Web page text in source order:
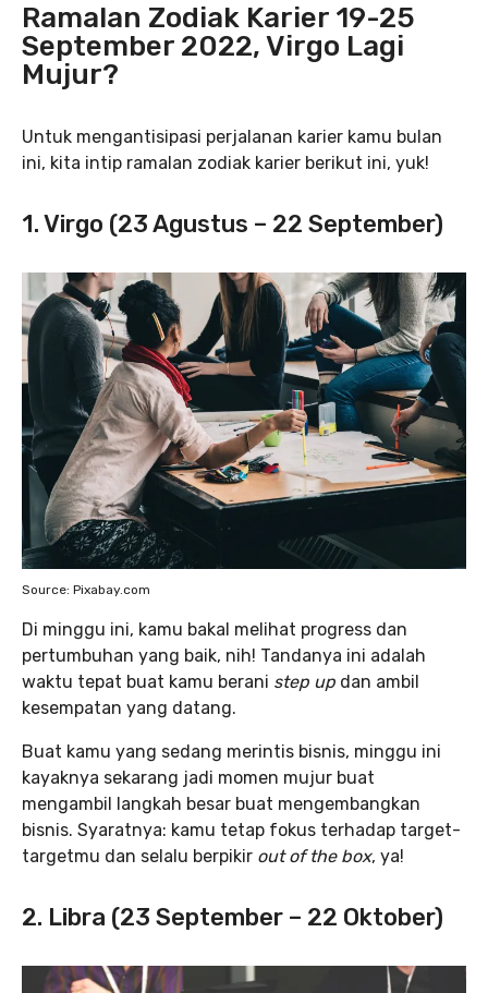
Ramalan Zodiak Karier 19-25
September 2022, Virgo Lagi
Mujur?
Untuk mengantisipasi perjalanan karier kamu bulan
ini, kita intip ramalan zodiak karier berikut ini, yuk!
1. Virgo (23 Agustus – 22 September)
Source: Pixabay.com
Di minggu ini, kamu bakal melihat progress dan
pertumbuhan yang baik, nih! Tandanya ini adalah
waktu tepat buat kamu berani step up dan ambil
kesempatan yang datang.
Buat kamu yang sedang merintis bisnis, minggu ini
kayaknya sekarang jadi momen mujur buat
mengambil langkah besar buat mengembangkan
bisnis. Syaratnya: kamu tetap fokus terhadap target-
targetmu dan selalu berpikir out of the box, ya!
2. Libra (23 September – 22 Oktober)